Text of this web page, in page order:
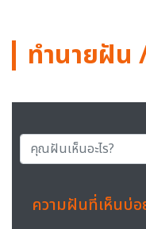
ทำนายฝัน
ความฝันที่เห็นบ่อ